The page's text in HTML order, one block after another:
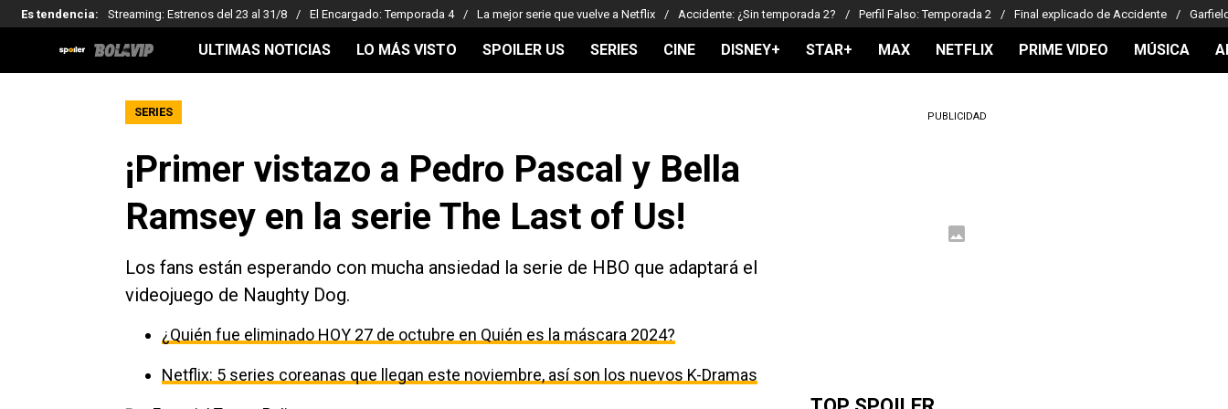
Es tendencia: Streaming: Estrenos del 23 al 31/8 El Encargado: Temporada 4 La mejor serie que vuelve a Netflix Accidente: ¿Sin temporada 2? Perfil Falso: Temporada 2 Final explicado de Accidente
ULTIMAS NOTICIAS LO MÁS VISTO SPOILER US SERIES CINE DISNEY+ STAR+ MAX NETFLIX PRIME VIDEO MÚSICA
SERIES
¡Primer vistazo a Pedro Pascal y Bella
Ramsey en la serie The Last of Us!
Los fans están esperando con mucha ansiedad la serie de HBO que adaptará el
videojuego de Naughty Dog.
¿Quién fue eliminado HOY 27 de octubre en Quién es la máscara 2024?
Netflix: 5 series coreanas que llegan este noviembre, así son los nuevos K-Dramas
PUBLICIDAD